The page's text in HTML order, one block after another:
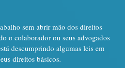
sem abrir mão dos direitos
o colaborador ou seus advogados
descumprindo algumas leis em
direitos básicos.